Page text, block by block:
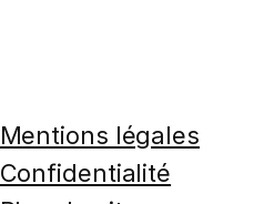
Mentions légales
Confidentialité